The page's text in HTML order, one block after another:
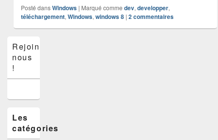
Posté dans Windows | Marqué comme dev, developper,
téléchargement, Windows, windows 8 | 2commentaires
principale
de
widget
latérale
Rejoins-
nous
!
Les
catégories